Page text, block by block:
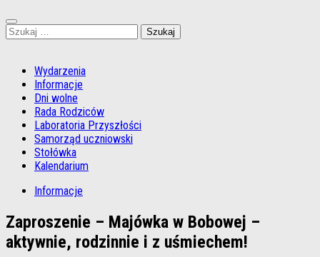
Szukaj:
Wydarzenia
Informacje
Dni wolne
Rada Rodziców
Laboratoria Przyszłości
Samorząd uczniowski
Stołówka
Kalendarium
Informacje
Zaproszenie – Majówka w Bobowej –
aktywnie, rodzinnie i z uśmiechem!